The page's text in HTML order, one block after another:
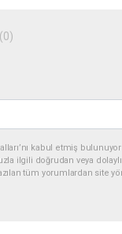
(0)
kabul etmiş
ilgili doğrudan veya
tüm yorumlardan site